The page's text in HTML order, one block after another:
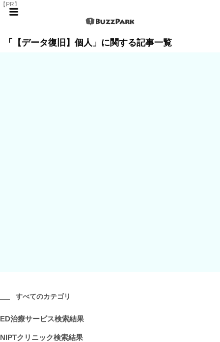
【PR】
「【データ復旧】個人」に関する記事一覧
すべてのカテゴリ
ED治療サービス検索結果
NIPTクリニック検索結果